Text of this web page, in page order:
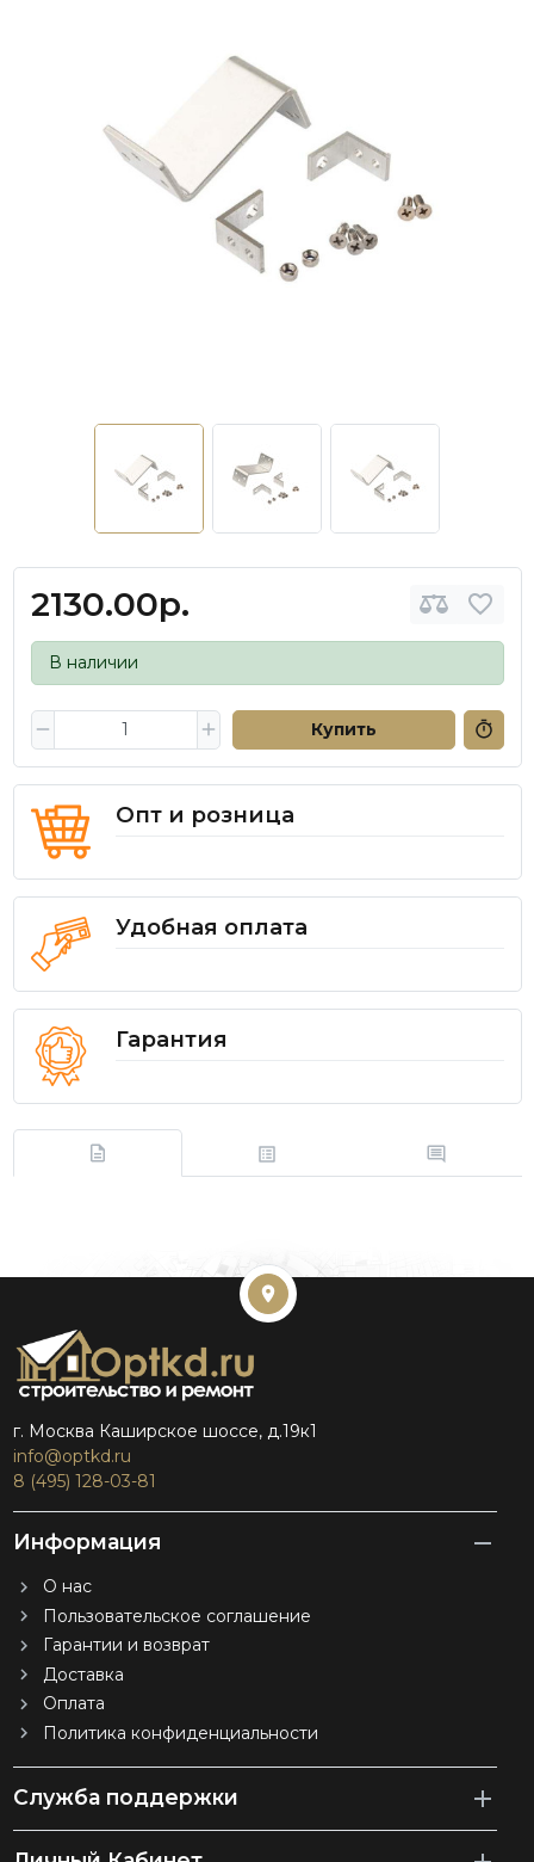
2130.00р.
В наличии
Купить
Опт и розница
Удобная оплата
Гарантия
г. Москва Каширское шоссе, д.19к1
info@optkd.ru
8 (495) 128-03-81
Информация
О нас
Пользовательское соглашение
Гарантии и возврат
Доставка
Оплата
Политика конфиденциальности
Служба поддержки